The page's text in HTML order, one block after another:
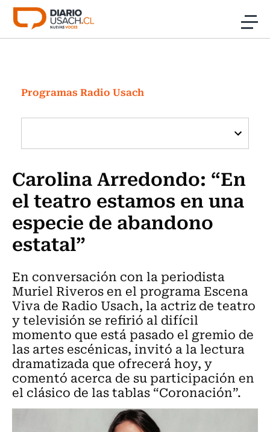
Click acá para ir directamente al contenido
Investigación
Cultura
Programas Radio y TV Usach
Programas Radio Usach
Carolina Arredondo: “En
el teatro estamos en una
especie de abandono
estatal”
En conversación con la periodista
Muriel Riveros en el programa Escena
Viva de Radio Usach, la actriz de teatro
y televisión se refirió al difícil
momento que está pasado el gremio de
las artes escénicas, invitó a la lectura
dramatizada que ofrecerá hoy, y
comentó acerca de su participación en
el clásico de las tablas “Coronación”.